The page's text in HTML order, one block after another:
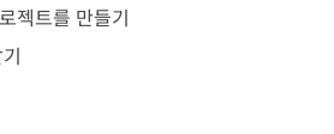
젝트를 만들기